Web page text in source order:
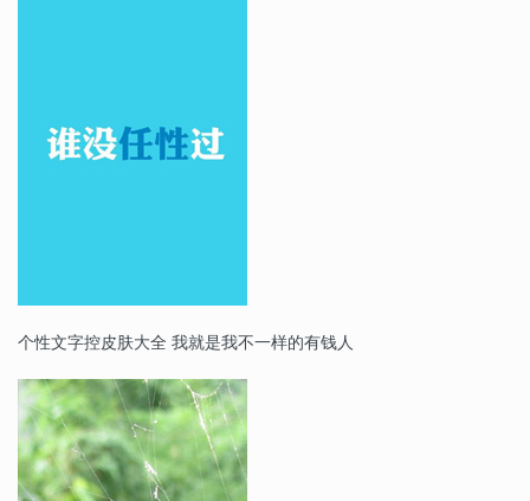
个性文字控皮肤大全 我就是我不一样的有钱人